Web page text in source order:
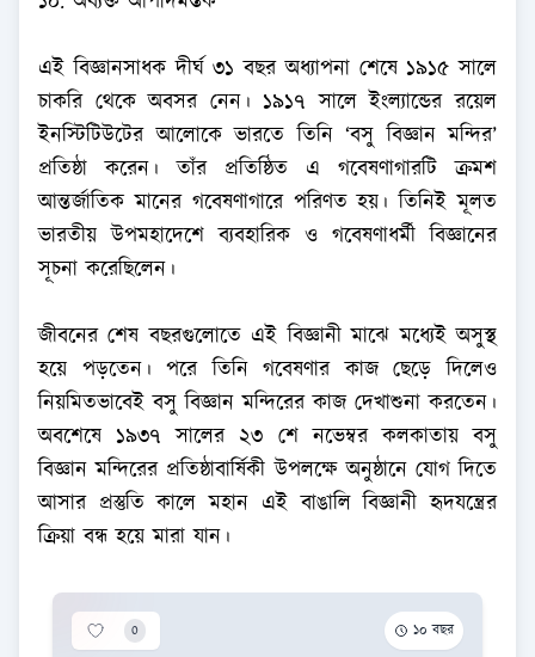
এই বিজ্ঞানসাধক দীর্ঘ ৩১ বছর অধ্যাপনা শেষে ১৯১৫ সালে
চাকরি থেকে অবসর নেন। ১৯১৭ সালে ইংল্যান্ডের রয়েল
ইনস্টিটিউটের আলোকে ভারতে তিনি ‘বসু বিজ্ঞান মন্দির’
প্রতিষ্ঠা করেন। তাঁর প্রতিষ্ঠিত এ গবেষণাগারটি ক্রমশ
আন্তর্জাতিক মানের গবেষণাগারে পরিণত হয়। তিনিই মূলত
ভারতীয় উপমহাদেশে ব্যবহারিক ও গবেষণাধর্মী বিজ্ঞানের
সূচনা করেছিলেন।
জীবনের শেষ বছরগুলোতে এই বিজ্ঞানী মাঝে মধ্যেই অসুস্থ
হয়ে পড়তেন। পরে তিনি গবেষণার কাজ ছেড়ে দিলেও
নিয়মিতভাবেই বসু বিজ্ঞান মন্দিরের কাজ দেখাশুনা করতেন।
অবশেষে ১৯৩৭ সালের ২৩ শে নভেম্বর কলকাতায় বসু
বিজ্ঞান মন্দিরের প্রতিষ্ঠাবার্ষিকী উপলক্ষে অনুষ্ঠানে যোগ দিতে
আসার প্রস্তুতি কালে মহান এই বাঙালি বিজ্ঞানী হৃদযন্ত্রের
ক্রিয়া বন্ধ হয়ে মারা যান।
0 ১০ বছর